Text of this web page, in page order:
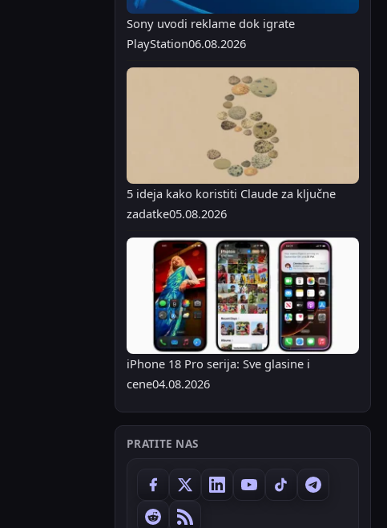
Sony uvodi reklame dok igrate
PlayStation06.08.2026
5 ideja kako koristiti Claude za ključne
zadatke05.08.2026
iPhone 18 Pro serija: Sve glasine i
cene04.08.2026
PRATITE NAS